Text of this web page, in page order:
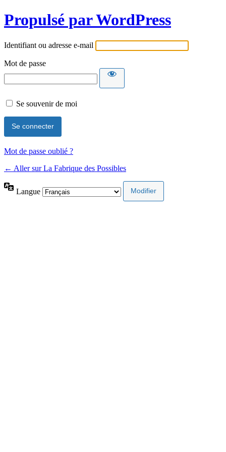
Propulsé par WordPress
Identifiant ou adresse e-mail
Mot de passe
Se souvenir de moi
Mot de passe oublié ?
← Aller sur La Fabrique des Possibles
Langue